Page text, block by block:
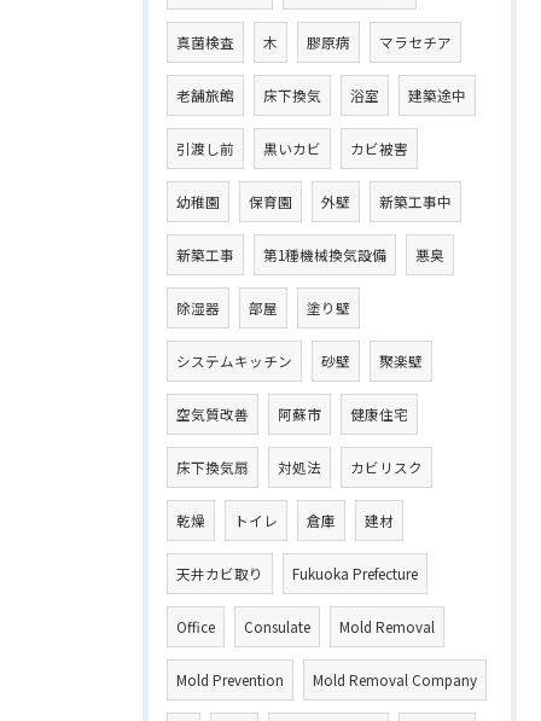
真菌検査 木 膠原病 マラセチア
老舗旅館 床下換気 浴室 建築途中
引渡し前 黒いカビ カビ被害
幼稚園 保育園 外壁 新築工事中
新築工事 第1種機械換気設備 悪臭
除湿器 部屋 塗り壁
システムキッチン 砂壁 聚楽壁
空気質改善 阿蘇市 健康住宅
床下換気扇 対処法 カビリスク
乾燥 トイレ 倉庫 建材
天井カビ取り Fukuoka Prefecture
Office Consulate Mold Removal
Mold Prevention Mold Removal Company